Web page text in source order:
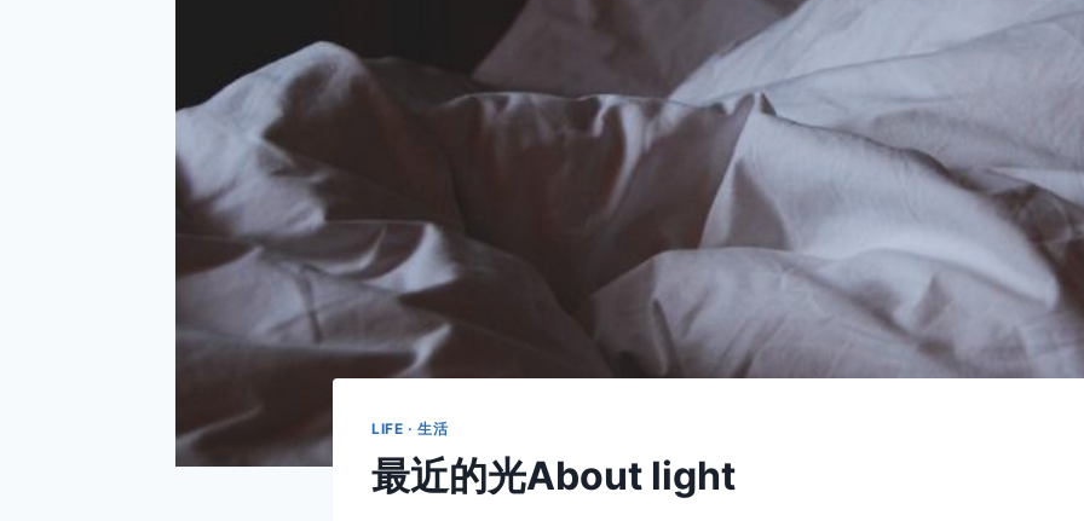
LIFE · 生活
最近的光About light